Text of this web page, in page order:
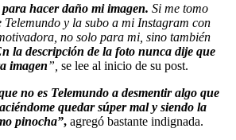
para hacer daño mi imagen. Si me tomo
y la subo a mi Instagram con
no solo para mi, sino también
la descripción de la foto nunca dije que
imagen”, se lee al inicio de su post.
no es Telemundo a desmentir algo que
quedar súper mal y siendo la
pinocha”, agregó bastante indignada.